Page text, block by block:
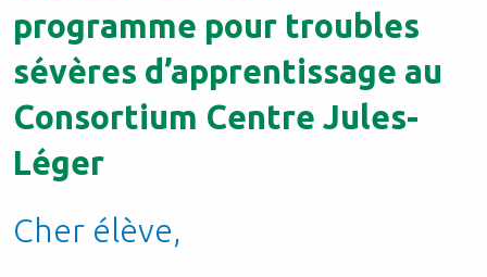
programme pour troubles
sévères d’apprentissage au
Consortium Centre Jules-
Léger
Cher élève,